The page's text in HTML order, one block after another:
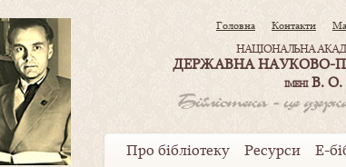
Головна Контакти
НАЦІОНАЛЬНА
ДЕРЖАВНА НАУКОВО-
ІМЕНІВ.
Про бібліотеку Ресурси Е-